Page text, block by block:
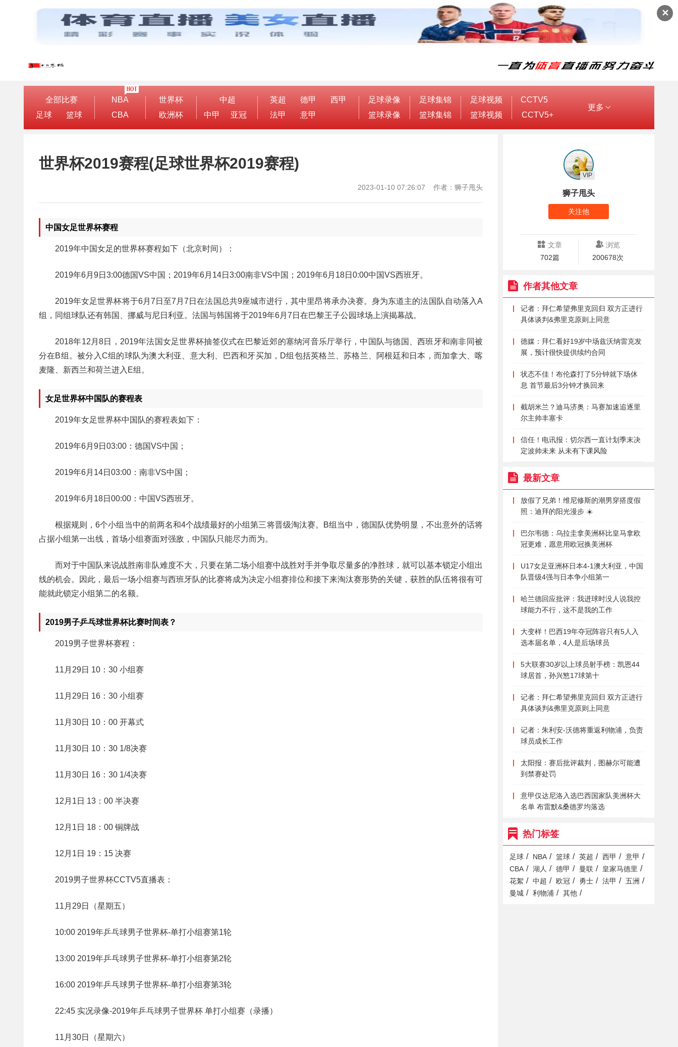
✕
全部比赛
足球
篮球
NBA
CBA
世界杯
欧洲杯
中超
中甲
亚冠
英超 德甲
西甲
法甲
意甲
足球录像
篮球录像
足球集锦
篮球集锦
足球视频
篮球视频
CCTV5
CCTV5+
更多
世界杯2019赛程(足球世界杯2019赛程)
2023-01-10 07:26:07 作者：狮子甩头
中国女足世界杯赛程
2019年中国女足的世界杯赛程如下（北京时间）：
2019年6月9日3:00德国VS中国；2019年6月14日3:00南非VS中国；2019年6月18日0:00中国VS西班牙。
2019年女足世界杯将于6月7日至7月7日在法国总共9座城市进行，其中里昂将承办决赛。身为东道主的法国队自动落入A
组，同组球队还有韩国、挪威与尼日利亚。法国与韩国将于2019年6月7日在巴黎王子公园球场上演揭幕战。
2018年12月8日，2019年法国女足世界杯抽签仪式在巴黎近郊的塞纳河音乐厅举行，中国队与德国、西班牙和南非同被
分在B组。被分入C组的球队为澳大利亚、意大利、巴西和牙买加，D组包括英格兰、苏格兰、阿根廷和日本，而加拿大、喀
麦隆、新西兰和荷兰进入E组。
女足世界杯中国队的赛程表
2019年女足世界杯中国队的赛程表如下：
2019年6月9日03:00：德国VS中国；
2019年6月14日03:00：南非VS中国；
2019年6月18日00:00：中国VS西班牙。
根据规则，6个小组当中的前两名和4个战绩最好的小组第三将晋级淘汰赛。B组当中，德国队优势明显，不出意外的话将
占据小组第一出线，首场小组赛面对强敌，中国队只能尽力而为。
而对于中国队来说战胜南非队难度不大，只要在第二场小组赛中战胜对手并争取尽量多的净胜球，就可以基本锁定小组出
线的机会。因此，最后一场小组赛与西班牙队的比赛将成为决定小组赛排位和接下来淘汰赛形势的关键，获胜的队伍将很有可
能就此锁定小组第二的名额。
2019男子乒乓球世界杯比赛时间表？
2019男子世界杯赛程：
11月29日 10：30 小组赛
11月29日 16：30 小组赛
11月30日 10：00 开幕式
11月30日 10：30 1/8决赛
11月30日 16：30 1/4决赛
12月1日 13：00 半决赛
12月1日 18：00 铜牌战
12月1日 19：15 决赛
2019男子世界杯CCTV5直播表：
11月29日（星期五）
10:00 2019年乒乓球男子世界杯-单打小组赛第1轮
13:00 2019年乒乓球男子世界杯-单打小组赛第2轮
16:00 2019年乒乓球男子世界杯-单打小组赛第3轮
22:45 实况录像-2019年乒乓球男子世界杯 单打小组赛（录播）
11月30日（星期六）
狮子甩头
VIP
关注他
文章
702篇
浏览
200678次
作者其他文章
记者：拜仁希望弗里克回归 双方正进行
具体谈判&弗里克原则上同意
德媒：拜仁看好19岁中场兹沃纳雷克发
展，预计很快提供续约合同
状态不佳！布伦森打了5分钟就下场休
息 首节最后3分钟才换回来
截胡米兰？迪马济奥：马赛加速追逐里
尔主帅丰塞卡
信任！电讯报：切尔西一直计划季末决
定波帅未来 从未有下课风险
最新文章
放假了兄弟！维尼修斯的潮男穿搭度假
照：迪拜的阳光漫步 ☀️
巴尔韦德：乌拉圭拿美洲杯比皇马拿欧
冠更难，愿意用欧冠换美洲杯
U17女足亚洲杯日本4-1澳大利亚，中国
队晋级4强与日本争小组第一
哈兰德回应批评：我进球时没人说我控
球能力不行，这不是我的工作
大变样！巴西19年夺冠阵容只有5人入
选本届名单，4人是后场球员
5大联赛30岁以上球员射手榜：凯恩44
球居首，孙兴慜17球第十
记者：拜仁希望弗里克回归 双方正进行
具体谈判&弗里克原则上同意
记者：朱利安-沃德将重返利物浦，负责
球员成长工作
太阳报：赛后批评裁判，图赫尔可能遭
到禁赛处罚
意甲仅达尼洛入选巴西国家队美洲杯大
名单 布雷默&桑德罗均落选
热门标签
足球 / NBA / 篮球 / 英超 / 西甲 / 意甲 /
CBA / 湖人 / 德甲 / 曼联 / 皇家马德里 /
花絮 / 中超 / 欧冠 / 勇士 / 法甲 / 五洲 /
曼城 / 利物浦 / 其他 /